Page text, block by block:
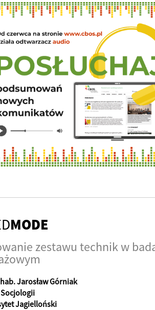
MODE
zestawu technik w
Jarosław Górniak
Jagielloński